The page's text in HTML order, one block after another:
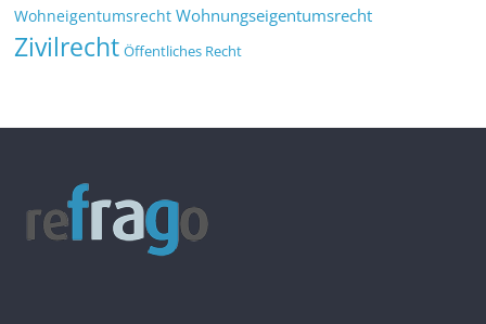
Wohneigentumsrecht Wohnungseigentumsrecht
Zivilrecht Öffentliches Recht